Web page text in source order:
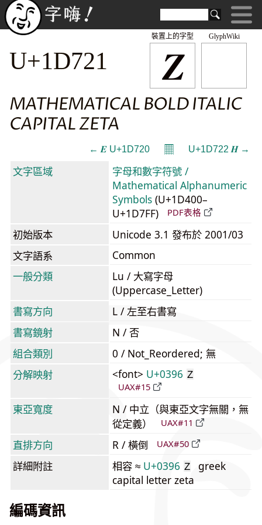
GlyphWiki
𝜡
裝置上的字型
U+1D721
MATHEMATICAL BOLD ITALIC
CAPITAL ZETA
← 𝜠 U+1D720 𝄜 U+1D722 𝜢 →
文字區域
字母和數字符號 /
Mathematical Alphanumeric
Symbols (U+1D400–
U+1D7FF)
PDF表格
初始版本
Unicode 3.1 發布於 2001/03
文字語系
Common
一般分類
Lu / 大寫字母
(Uppercase_Letter)
書寫方向
L / 左至右書寫
書寫鏡射
N / 否
組合類別
0 / Not_Reordered; 無
分解映射
<font> U+0396 Ζ
UAX#15
東亞寬度
N / 中立（與東亞文字無關，無
從定義）
UAX#11
直排方向 R / 橫倒 UAX#50
詳細附註 相容 ≈ U+0396 Ζ
greek
capital letter zeta
編碼資訊